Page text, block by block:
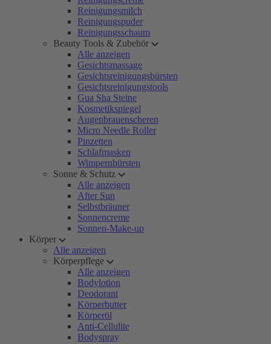
Reinigungsmilch
Reinigungspuder
Reinigungsschaum
Beauty Tools & Zubehör
Alle anzeigen
Gesichtsmassage
Gesichtsreinigungsbürsten
Gesichtsreinigungstools
Gua Sha Steine
Kosmetikspiegel
Augenbrauenscheren
Micro Needle Roller
Pinzetten
Schlafmasken
Wimpernbürsten
Sonne & Schutz
Alle anzeigen
After Sun
Selbstbräuner
Sonnencreme
Sonnen-Make-up
Körper
Alle anzeigen
Körperpflege
Alle anzeigen
Bodylotion
Deodorant
Körperbutter
Körperöl
Anti-Cellulite
Bodyspray